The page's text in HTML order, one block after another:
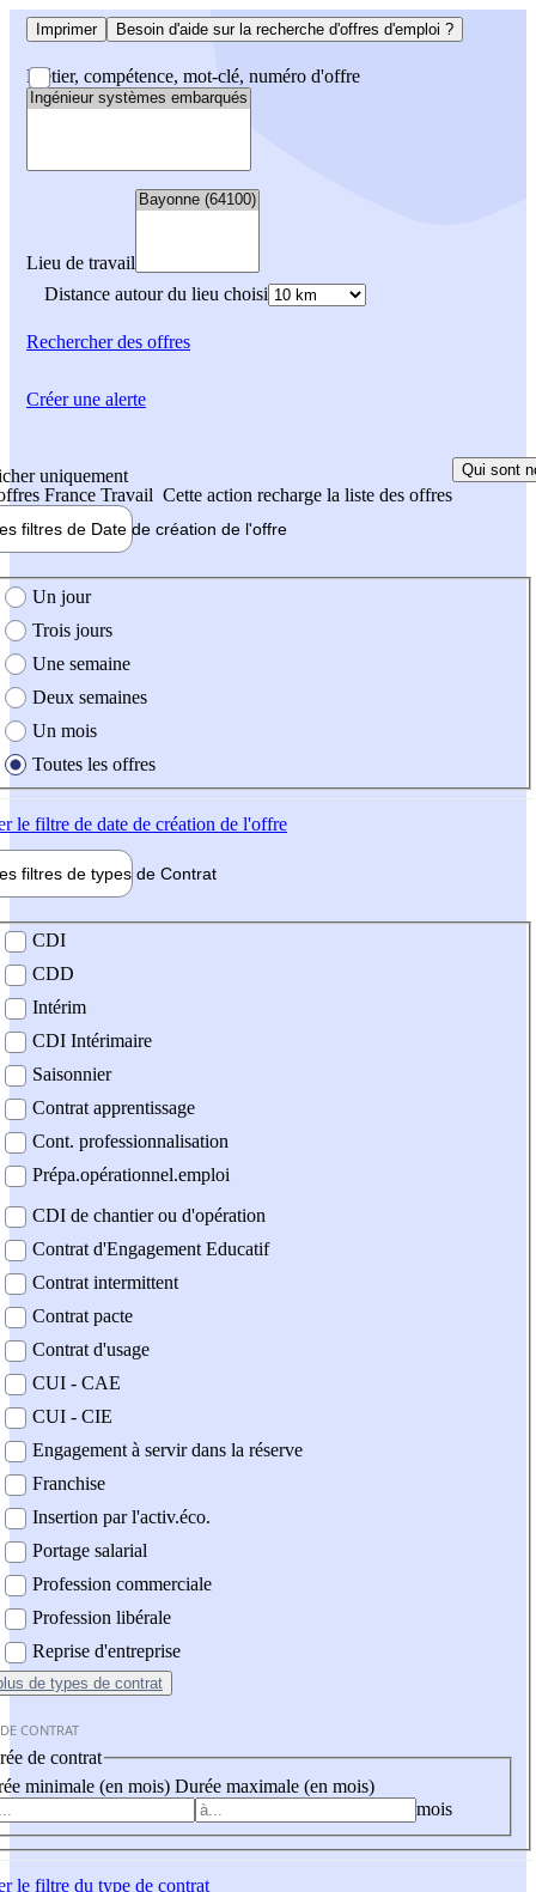
Imprimer Besoin d'aide sur la recherche d'offres d'emploi ?
Métier, compétence, mot-clé, numéro d'offre
Lieu de travail
Distance autour du lieu choisi
Rechercherdes offres
uniquement
France Travail Cette action recharge la liste des offres
Qui sont
filtres de Date de création de l'offre
création de l'offre
Un jour
Trois jours
Une semaine
Deux semaines
Un mois
Toutes les offres
le filtre de date de création de l'offre
filtres de types de Contrat
contrat
CDI
CDD
Intérim
CDI Intérimaire
Saisonnier
Contrat apprentissage
Cont. professionnalisation
Prépa.opérationnel.emploi
CDI de chantier ou d'opération
Contrat d'Engagement Educatif
Contrat intermittent
Contrat pacte
Contrat d'usage
CUI - CAE
CUI - CIE
Engagement à servir dans la réserve
Franchise
Insertion par l'activ.éco.
Portage salarial
Profession commerciale
Profession libérale
Reprise d'entreprise
de types de contrat
CONTRAT
de contrat
minimale (en mois) Durée maximale (en mois)
mois
le filtre du type de contrat
Créer une alerte